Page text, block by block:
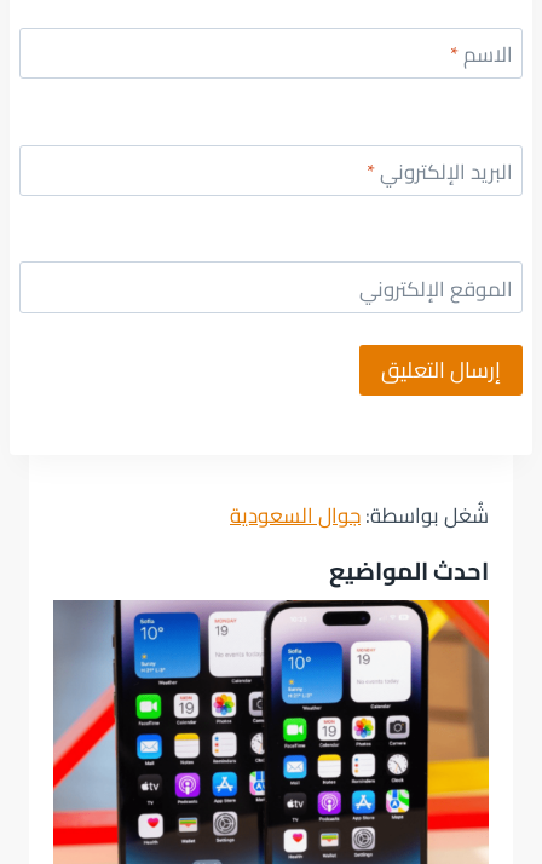
الاسم*
البريد الإلكتروني*
الموقع الإلكتروني
شُغل بواسطة:جوال السعودية
احدث المواضيع